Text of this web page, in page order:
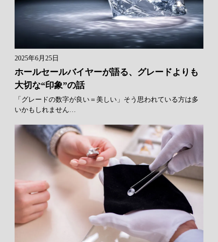
2025年6月25日
ホールセールバイヤーが語る、グレードよりも
大切な“印象”の話
「グレードの数字が良い＝美しい」そう思われている方は多
いかもしれません…